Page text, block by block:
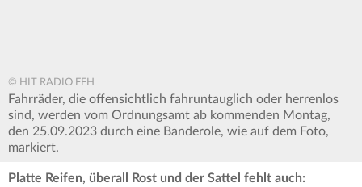
© HIT RADIO FFH
Fahrräder, die offensichtlich fahruntauglich oder herrenlos
sind, werden vom Ordnungsamt ab kommenden Montag,
den 25.09.2023 durch eine Banderole, wie auf dem Foto,
markiert.
Platte Reifen, überall Rost und der Sattel fehlt auch: